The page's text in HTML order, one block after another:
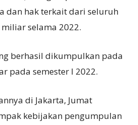
dan hak terkait dari seluruh
selama 2022.
berhasil dikumpulkan pada
pada semester I 2022.
di Jakarta, Jumat
kebijakan pengumpulan